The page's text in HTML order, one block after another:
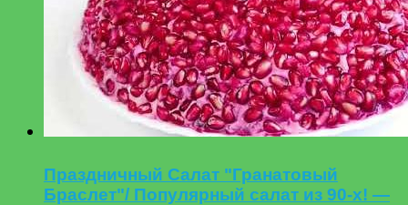
Праздничный Салат "Гранатовый
Браслет"/ Популярный салат из 90-х! —